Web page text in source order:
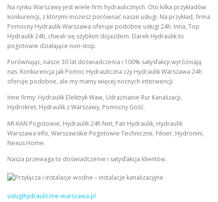
Na rynku Warszawy jest wiele firm hydraulicznych. Oto kilka przykładów
konkurencji, z którymi możesz porównać nasze usługi. Na przykład, firma
Pomocny Hydraulik Warszawa oferuje podobne usługi 24h. Inna, Top
Hydraulik 24h, chwali się szybkim dojazdem. Darek Hydraulik to
pogotowie działające non-stop.
Porównując, nasze 30 lat doświadczenia i 100% satysfakcji wyróżniają
nas. Konkurencja jak Pomoc Hydrauliczna czy Hydraulik Warszawa 24h
oferuje podobne, ale my mamy więcej nocnych interwencji.
Inne firmy: Hydraulik Elektryk Waw, Udrażnianie Rur Kanalizacji,
Hydrokret, Hydraulik z Warszawy, Pomocny Gość.
MI-KAN Pogotowie, Hydraulik 24h Net, Pan Hydraulik, Hydraulik
Warszawa Info, Warszawskie Pogotowie Techniczne, Fikser, Hydronini,
Nexus Home.
Nasza przewaga to doświadczenie i satysfakcja klientów.
uslugihydrauliczne-warszawa.pl